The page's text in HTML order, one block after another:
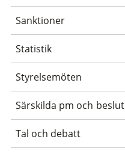
Sanktioner
Statistik
Styrelsemöten
Särskilda pm och beslut
Tal och debatt